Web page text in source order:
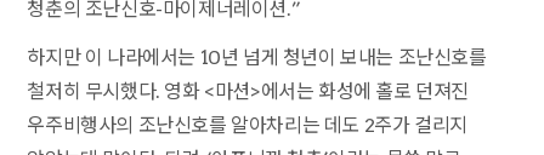
청춘의 조난신호-마이제너레이션.”
하지만 이 나라에서는 10년 넘게 청년이 보내는 조난신호를
철저히 무시했다. 영화 <마션>에서는 화성에 홀로 던져진
우주비행사의 조난신호를 알아차리는 데도 2주가 걸리지